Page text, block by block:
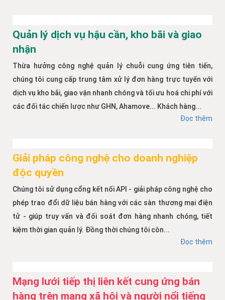
Quản lý dịch vụ hậu cần, kho bãi và giao
nhận
Thừa hưởng công nghệ quản lý chuỗi cung ứng tiên tiến,
chúng tôi cung cấp trung tâm xử lý đơn hàng trực tuyến với
dịch vụ kho bãi, giao vận nhanh chóng và tối ưu hoá chi phí với
các đối tác chiến lược như GHN, Ahamove... Khách hàng...
Đọc thêm
Giải pháp công nghệ cho doanh nghiệp
độc quyền
Chúng tôi sử dụng cổng kết nối API - giải pháp công nghệ cho
phép trao đổi dữ liệu bán hàng với các sàn thương mại điện
tử - giúp truy vấn và đối soát đơn hàng nhanh chóng, tiết
kiệm thời gian quản lý. Đồng thời chúng tôi còn...
Đọc thêm
Mạng lưới tiếp thị liên kết cung ứng bán
hàng trên mạng xã hội và người nổi tiếng